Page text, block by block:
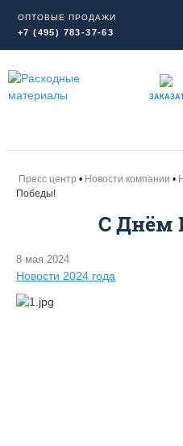
ОПТОВЫЕ ПРОДАЖИ
+7 (495) 783-37-63
Пресс центр Новости компании
Победы!
С Днём
8 мая 2024
Новости 2024 года